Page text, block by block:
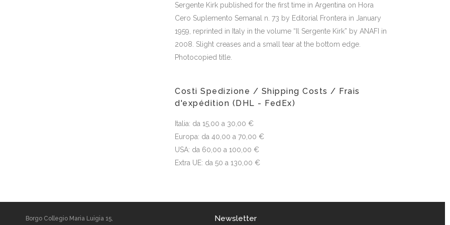
Sergente Kirk published for the first time in Argentina on Hora
Cero Suplemento Semanal n. 73 by Editorial Frontera in January
1959, reprinted in Italy in the volume “Il Sergente Kirk” by ANAFI in
2008. Slight creases and a small tear at the bottom edge.
Photocopied title.
Costi Spedizione / Shipping Costs / Frais
d'expédition (DHL - FedEx)
Italia: da 15,00 a 30,00 €
Europa: da 40,00 a 70,00 €
USA: da 60,00 a 100,00 €
Extra UE: da 50 a 130,00 €
Borgo Collegio Maria Luigia 15, Newsletter